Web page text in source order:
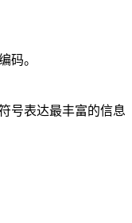
码。
号表达最丰富的信息